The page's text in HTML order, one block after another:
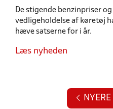
De stigende benzinpriser
vedligeholdelse af køretøj
hæve satserne for i år.
Læs nyheden
NYERE